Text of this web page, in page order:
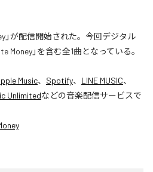
」が配信開始された。今回デジタル
Money」を含む全1曲となっている。
Music、 Spotify、 LINE MUSIC、
Unlimitedなどの音楽配信サービスで